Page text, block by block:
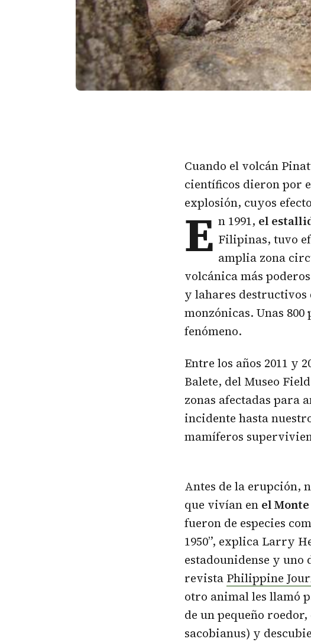
Cuando el volcán
científicos dieron por
explosión, cuyos
E n 1991, el
Filipinas, tuvo
amplia zona
volcánica más
y lahares destructivos
monzónicas. Unas
fenómeno.
Entre los años 2011 y
Balete, del Museo
zonas afectadas para
incidente hasta
mamíferos
Antes de la erupción,
que vivían en el
fueron de especies
1950”, explica Larry
estadounidense y uno
revista Philippine
otro animal les llamó
de un pequeño
sacobianus) y